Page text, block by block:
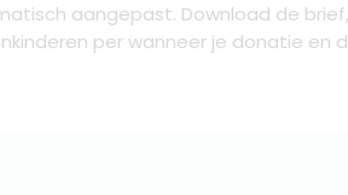
aangepast. Download de brief,
per wanneer je donatie en